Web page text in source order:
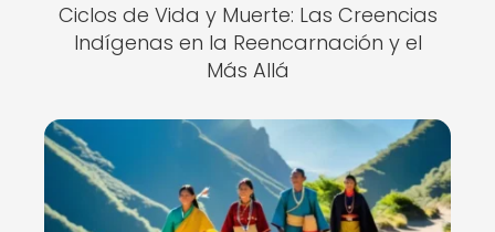
Ciclos de Vida y Muerte: Las Creencias
Indígenas en la Reencarnación y el
Más Allá